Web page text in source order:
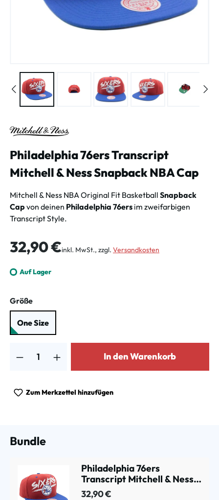
Philadelphia 76ers Transcript
Mitchell & Ness Snapback NBA Cap
Mitchell & Ness NBA Original Fit Basketball Snapback
Cap von deinen Philadelphia 76ers im zweifarbigen
Transcript Style.
Regulärer Preis:
32,90 €inkl. MwSt., zzgl. Versandkosten
Auf Lager
Größeauswählen
One Size
In den Warenkorb
Zum Merkzettel hinzufügen
Bundle
Philadelphia 76ers
Transcript Mitchell & Ness
Snapback NBA Cap
32,90 €